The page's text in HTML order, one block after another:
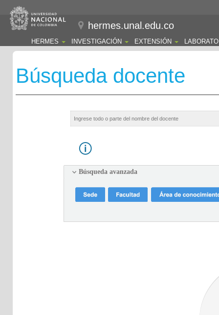
hermes.unal.edu.co
HERMES INVESTIGACIÓN EXTENSIÓN
Búsqueda docente
Búsqueda avanzada